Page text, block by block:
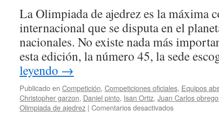
La Olimpiada de ajedrez es la máxima
internacional que se disputa en el
nacionales. No existe nada más
esta edición, la número 45, la sede
leyendo →
Publicado en Competición, Competiciones oficiales, Equipos
Christopher garzon, Daniel pinto, Isan Ortiz, Juan Carlos
Olimpiada de ajedrez | Comentarios desactivadosen